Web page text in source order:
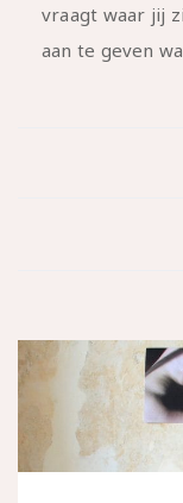
vraagt waar jij
aan te geven